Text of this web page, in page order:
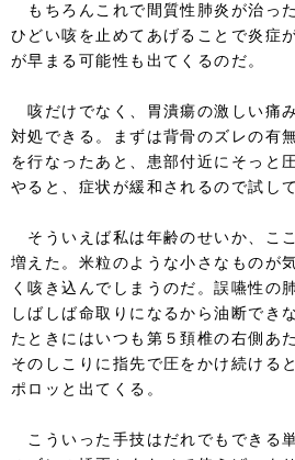
もちろんこれで間質性肺炎が治っ
ひどい咳を止めてあげることで炎症
が早まる可能性も出てくるのだ。
咳だけでなく、胃潰瘍の激しい痛
対処できる。まずは背骨のズレの有
を行なったあと、患部付近にそっと
やると、症状が緩和されるので試し
そういえば私は年齢のせいか、こ
増えた。米粒のような小さなものが
く咳き込んでしまうのだ。誤嚥性の
しばしば命取りになるから油断でき
たときにはいつも第５頚椎の右側あ
そのしこりに指先で圧をかけ続ける
ポロッと出てくる。
こういった手技はだれでもできる